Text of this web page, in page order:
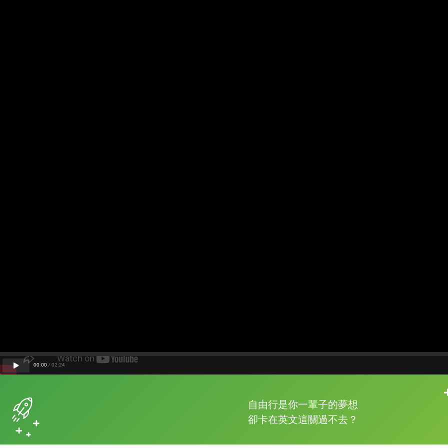
自由行是你一輩子的夢想
卻卡在英文這關過不去？
的品牌故事
00:00 / 02:24